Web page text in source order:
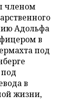
членом
Адольфа
в
под
в
жизни,